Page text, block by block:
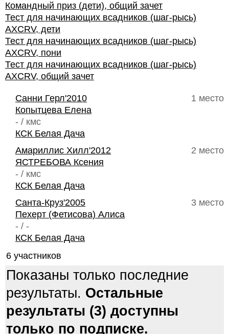
Командный приз (дети), общий зачет
Тест для начинающих всадников (шаг-рысь)
AXCRV, дети
Тест для начинающих всадников (шаг-рысь)
AXCRV, пони
Тест для начинающих всадников (шаг-рысь)
AXCRV, общий зачет
1 место
Санни Герл'2010
Копытцева Елена
- / кмс
КСК Белая Дача
2 место
Амариллис Хилл'2012
ЯСТРЕБОВА Ксения
- / кмс
КСК Белая Дача
3 место
Санта-Круз'2005
Пехерт (Фетисова) Алиса
- / -
КСК Белая Дача
6 участников
Показаны только последние
результаты. Остальные
результаты (3) доступны
только по подписке.